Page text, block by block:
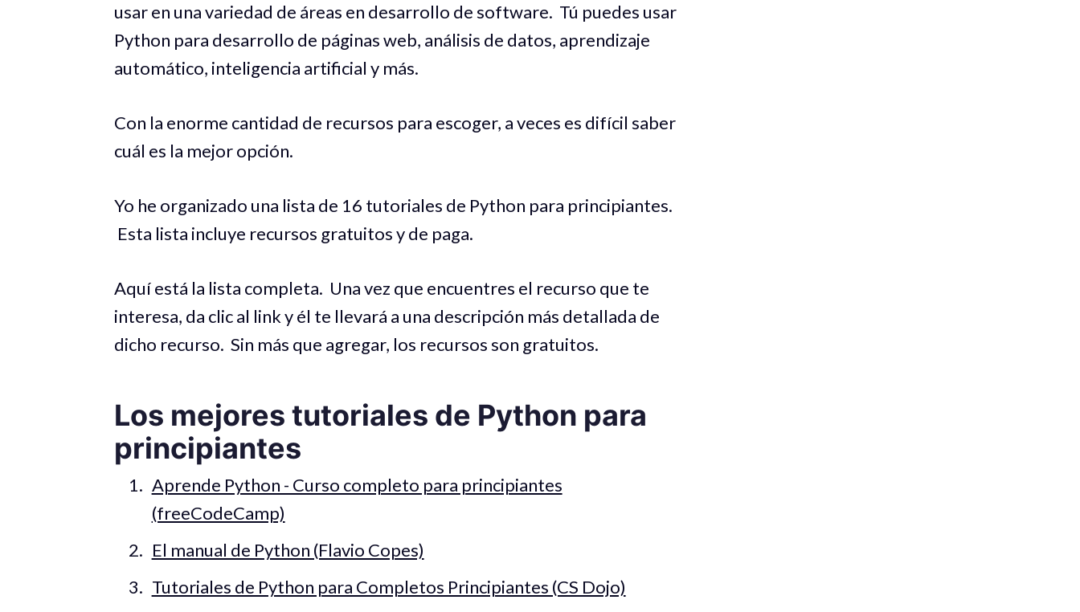
usar en una variedad de áreas en desarrollo de software. Tú puedes usar
Python para desarrollo de páginas web, análisis de datos, aprendizaje
automático, inteligencia artificial y más.
Con la enorme cantidad de recursos para escoger, a veces es difícil saber
cuál es la mejor opción.
Yo he organizado una lista de 16 tutoriales de Python para principiantes.
Esta lista incluye recursos gratuitos y de paga.
Aquí está la lista completa. Una vez que encuentres el recurso que te
interesa, da clic al link y él te llevará a una descripción más detallada de
dicho recurso. Sin más que agregar, los recursos son gratuitos.
Los mejores tutoriales de Python para
principiantes
Aprende Python - Curso completo para principiantes
(freeCodeCamp)
El manual de Python (Flavio Copes)
Tutoriales de Python para Completos Principiantes (CS Dojo)